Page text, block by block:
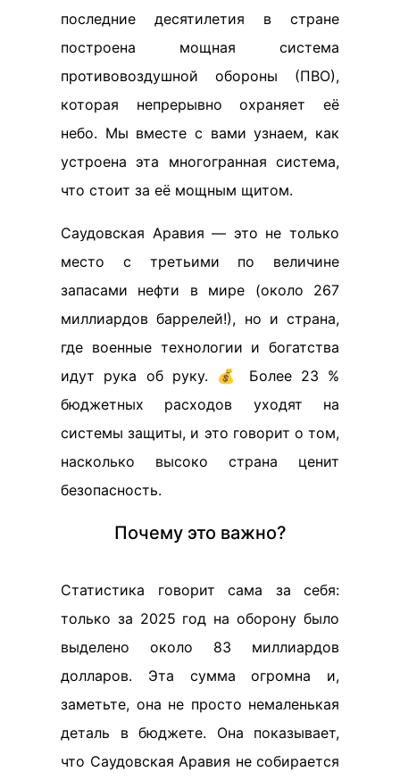
последние десятилетия в стране
построена мощная система
противовоздушной обороны (ПВО),
которая непрерывно охраняет её
небо. Мы вместе с вами узнаем, как
устроена эта многогранная система,
что стоит за её мощным щитом.
Саудовская Аравия — это не только
место с третьими по величине
запасами нефти в мире (около 267
миллиардов баррелей!), но и страна,
где военные технологии и богатства
идут рука об руку. 💰 Более 23 %
бюджетных расходов уходят на
системы защиты, и это говорит о том,
насколько высоко страна ценит
безопасность.
Почему это важно?
Статистика говорит сама за себя:
только за 2025 год на оборону было
выделено около 83 миллиардов
долларов. Эта сумма огромна и,
заметьте, она не просто немаленькая
деталь в бюджете. Она показывает,
что Саудовская Аравия не собирается